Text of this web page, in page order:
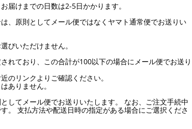
届けまでの日数は2-5日かかります。
、原則としてメール便ではなくヤマト通常便でお送りい
びいただけません。
れており、この合計が100以下の場合にメール便でお送り
のリンクよりご確認ください。
ありません。
してメール便でお送りいたします。 なお、ご注文手続中
。 支払方法や配送日時の指定がある場合にご選択くださ